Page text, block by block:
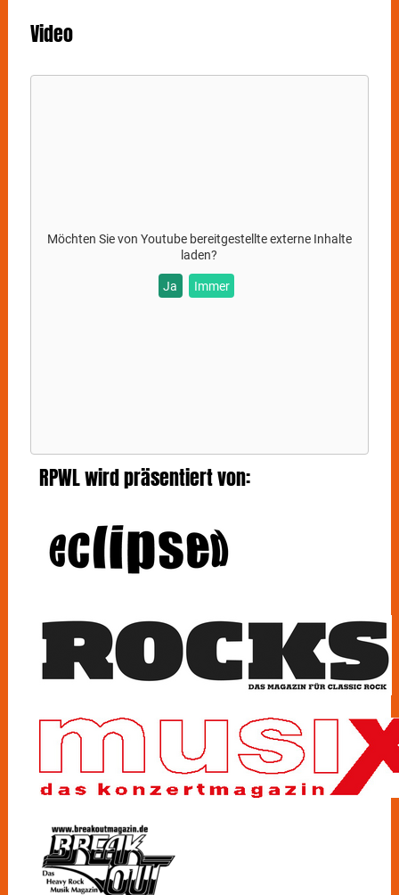
Video
Möchten Sie von Youtubebereitgestellte externe Inhalte
laden?
Ja Immer
RPWL wird präsentiert von: